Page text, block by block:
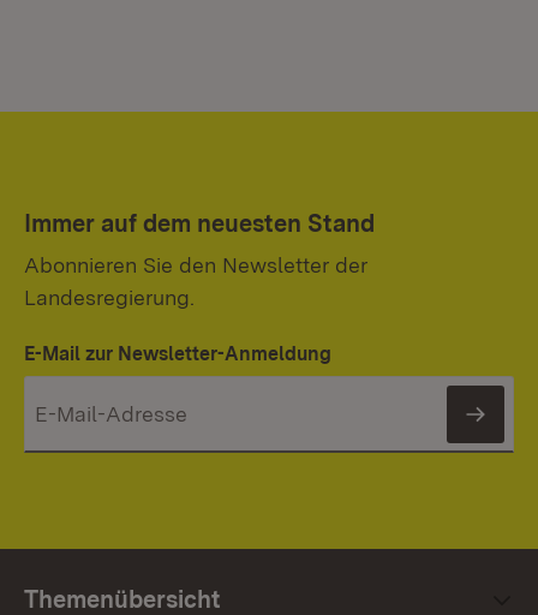
Immer auf dem neuesten Stand
Abonnieren Sie den Newsletter der
Landesregierung.
E-Mail zur Newsletter-Anmeldung
Themenübersicht